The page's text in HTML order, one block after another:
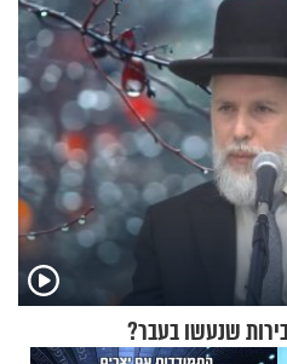
שנעשו בעבר?